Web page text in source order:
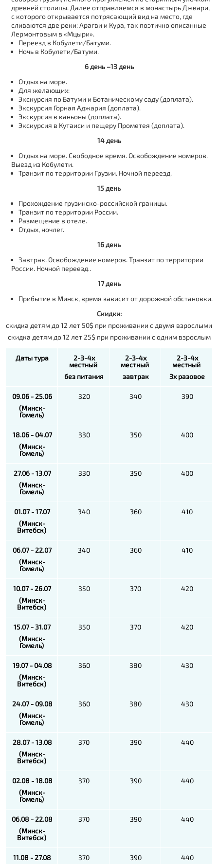
древней столицы. Далее отправляемся в монастырь Джвари,
с которого открывается потрясающий вид на место, где
сливаются две реки: Арагви и Кура, так поэтично описанные
Лермонтовым в «Мцыри».
Переезд в Кобулети/Батуми.
Ночь в Кобулети/Батуми.
6 день –13 день
Отдых на море.
Для желающих:
Экскурсия по Батуми и Ботаническому саду (доплата).
Экскурсия Горная Аджария (доплата).
Экскурсия в каньоны (доплата).
Экскурсия в Кутаиси и пещеру Прометея (доплата).
14 день
Отдых на море. Свободное время. Освобождение номеров.
Выезд из Кобулети.
Транзит по территории Грузии. Ночной переезд.
15 день
Прохождение грузинско-российской границы.
Транзит по территории России.
Размещение в отеле.
Отдых, ночлег.
16 день
Завтрак. Освобождение номеров. Транзит по территории
России. Ночной переезд..
17 день
Прибытие в Минск, время зависит от дорожной обстановки.
Скидки:
скидка детям до 12 лет 50$ при проживании с двумя взрослыми
скидка детям до 12 лет 25$ при проживании с одним взрослым
Даты тура
2-3-4х
местный
без питания
2-3-4х
местный
завтрак
2-3-4х
местный
3х разовое
09.06 - 25.06
(Минск-
Гомель)
320 340 390
18.06 - 04.07
(Минск-
Гомель)
330 350 400
27.06 - 13.07
(Минск-
Гомель)
330 350 400
01.07 - 17.07
(Минск-
Витебск)
340 360 410
06.07 - 22.07
(Минск-
Гомель)
340 360 410
10.07 - 26.07
(Минск-
Витебск)
350 370 420
15.07 - 31.07
(Минск-
Гомель)
350 370 420
19.07 - 04.08
(Минск-
Витебск)
360 380 430
24.07 - 09.08
(Минск-
Гомель)
360 380 430
28.07 - 13.08
(Минск-
Витебск)
370 390 440
02.08 - 18.08
(Минск-
Гомель)
370 390 440
06.08 - 22.08
(Минск-
Витебск)
370 390 440
11.08 - 27.08
370 390 440